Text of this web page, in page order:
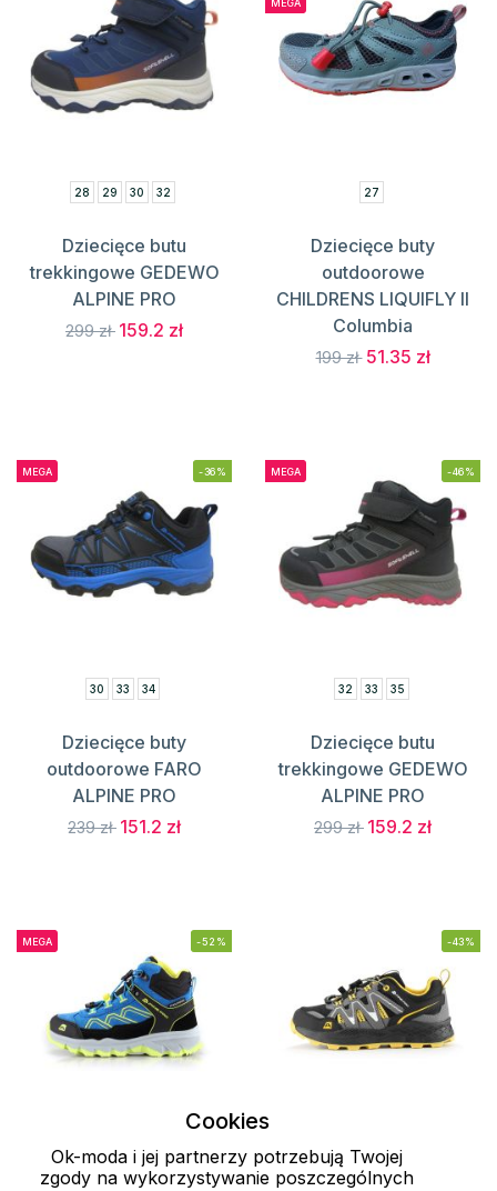
28 29 30 32
Dziecięce butu
trekkingowe GEDEWO
ALPINE PRO
299 zł 159.2 zł
MEGA
27
Dziecięce buty
outdoorowe
CHILDRENS LIQUIFLY II
Columbia
199 zł 51.35 zł
MEGA -36%
30 33 34
Dziecięce buty
outdoorowe FARO
ALPINE PRO
239 zł 151.2 zł
MEGA -46%
32 33 35
Dziecięce butu
trekkingowe GEDEWO
ALPINE PRO
299 zł 159.2 zł
MEGA -52%
30 31 32
-43%
32
Cookies
Ok-moda i jej partnerzy potrzebują Twojej
zgody na wykorzystywanie poszczególnych